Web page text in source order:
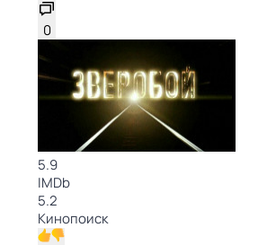
0
5.9
IMDb
5.2
Кинопоиск